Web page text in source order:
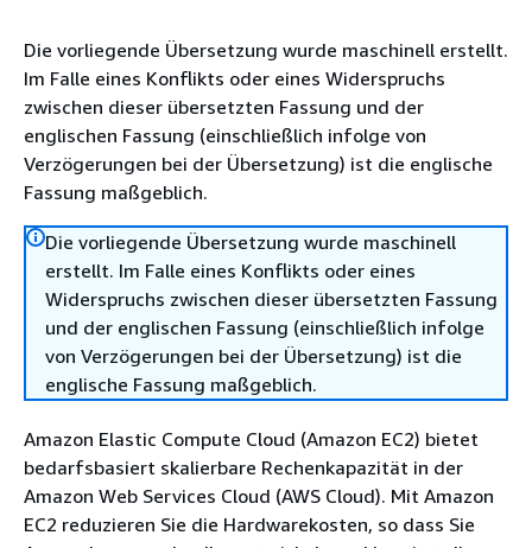
Die vorliegende Übersetzung wurde maschinell erstellt.
Im Falle eines Konflikts oder eines Widerspruchs
zwischen dieser übersetzten Fassung und der
englischen Fassung (einschließlich infolge von
Verzögerungen bei der Übersetzung) ist die englische
Fassung maßgeblich.
Die vorliegende Übersetzung wurde maschinell
erstellt. Im Falle eines Konflikts oder eines
Widerspruchs zwischen dieser übersetzten Fassung
und der englischen Fassung (einschließlich infolge
von Verzögerungen bei der Übersetzung) ist die
englische Fassung maßgeblich.
Amazon Elastic Compute Cloud (Amazon EC2) bietet
bedarfsbasiert skalierbare Rechenkapazität in der
Amazon Web Services Cloud (AWS Cloud). Mit Amazon
EC2 reduzieren Sie die Hardwarekosten, so dass Sie